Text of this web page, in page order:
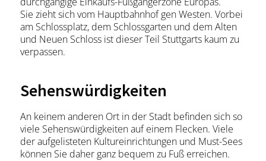
Sie zieht sich vom Hauptbahnhof gen Westen. Vorbei
am Schlossplatz, dem Schlossgarten und dem Alten
und Neuen Schloss ist dieser Teil Stuttgarts kaum zu
verpassen.
Sehenswürdigkeiten
An keinem anderen Ort in der Stadt befinden sich so
viele Sehenswürdigkeiten auf einem Flecken. Viele
der aufgelisteten Kultureinrichtungen und Must-Sees
können Sie daher ganz bequem zu Fuß erreichen.